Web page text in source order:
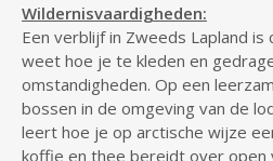
Wildernisvaardigheden:
Een verblijf in Zweeds Lapland
weet hoe je te kleden en
omstandigheden. Op een
bossen in de omgeving van de
leert hoe je op arctische wijze
koffie en thee bereidt over open